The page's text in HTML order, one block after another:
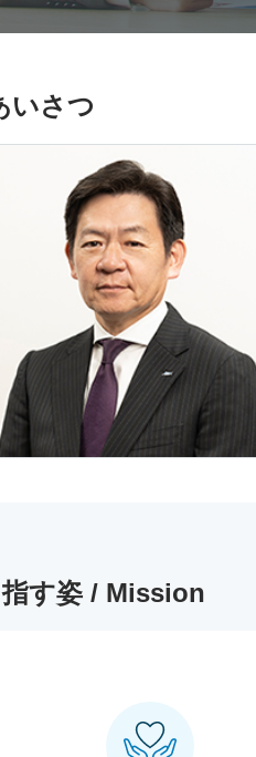
いさつ
指す姿 / Mission